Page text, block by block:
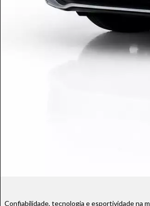
Confiabilidade, tecnologia e esportividade na